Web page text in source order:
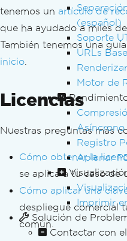
(español)
Soporte
URLs
Motor de
Registro
Aplanar
Imprimir
Solución de
Contactar con
tenemos un artículo de
que ha ayudado a miles
También tenemos una
inicio
Licencias
Nuestras preguntas más
Cómo obtener la
se aplica a tu caso de
Cómo aplicar una
despliegue comercial
común.